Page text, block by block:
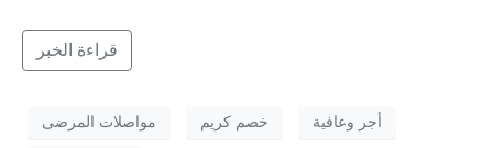
قراءة الخبر
أجر وعافية خصم كريم
مواصلات المرضى